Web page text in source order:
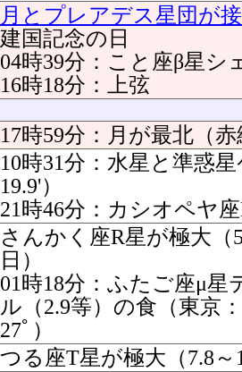
月とプレアデス星団が
建国記念の日
04時39分：こと座β星シ
16時18分：上弦
17時59分：月が最北（赤
10時31分：水星と準惑
19.9'）
21時46分：カシオペヤ
さんかく座R星が極大（
日）
01時18分：ふたご座μ
ル（2.9等）の食（東京
27ﾟ）
つる座T星が極大（7.8～